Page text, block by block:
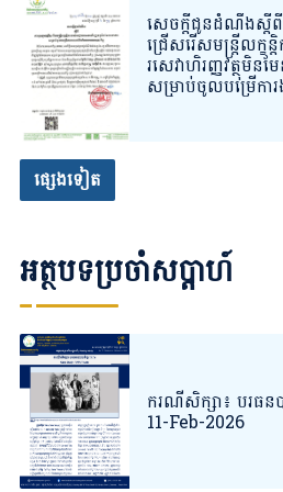
សេចក្ដីជូនដំណឹងស្ដី
ជ្រើសរើសមន្ត្រីលក្ខន្
រសេវាហិរញ្ញវត្ថុមិនម
សម្រាប់ចូលបម្រើការ
និយ័តករបរធនបាលកិ
ផ្សេងទៀត
អត្ថបទប្រចាំសប្តាហ៍
ករណីសិក្សា៖ បរធន
11-Feb-2026